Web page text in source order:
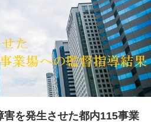
を発生させた都内115事業